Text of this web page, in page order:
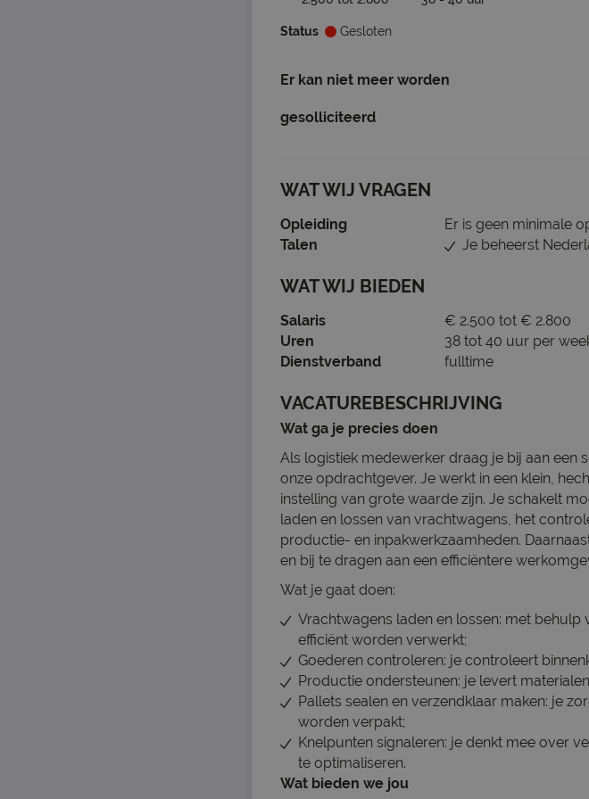
Status Gesloten
Er kan niet meer worden
gesolliciteerd
WAT WIJ VRAGEN
Opleiding
Er is geen minimale
Talen
Je beheerst
WAT WIJ BIEDEN
Salaris
€ 2.500 tot € 2.800
Uren
38 tot 40 uur per
Dienstverband
fulltime
VACATUREBESCHRIJVING
Wat ga je precies doen
Als logistiek medewerker draag je bij aan een
onze opdrachtgever. Je werkt in een klein,
instelling van grote waarde zijn. Je schakelt
laden en lossen van vrachtwagens, het
productie- en inpakwerkzaamheden.
en bij te dragen aan een efficiëntere
Wat je gaat doen:
Vrachtwagens laden en lossen: met
efficiënt worden verwerkt;
Goederen controleren: je controleert
Productie ondersteunen: je levert
Pallets sealen en verzendklaar maken: je
worden verpakt;
Knelpunten signaleren: je denkt mee over
te optimaliseren.
Wat bieden we jou